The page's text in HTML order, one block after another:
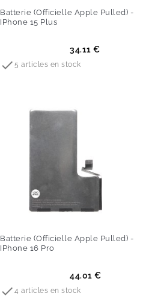
Batterie (Officielle Apple Pulled) -
IPhone 15 Plus
34.11 €
 5 articles en stock
Batterie (Officielle Apple Pulled) -
IPhone 16 Pro
44.01 €
 4 articles en stock